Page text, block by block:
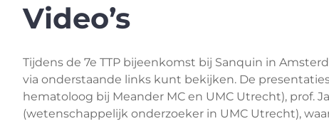
Video’s
Tijdens de 7e TTP bijeenkomst bij Sanquin in
via onderstaande links kunt bekijken. De
hematoloog bij Meander MC en UMC Utrecht), prof.
(wetenschappelijk onderzoeker in UMC Utrecht),